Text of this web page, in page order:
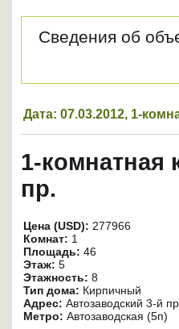
Сведения об
Дата: 07.03.2012, 1-
1-комнатная
пр.
Цена (USD): 277966
Комнат: 1
Площадь: 46
Этаж: 5
Этажность: 8
Тип дома: Кирпичный
Адрес: Автозаводский 3-й
Метро: Автозаводская (5п)